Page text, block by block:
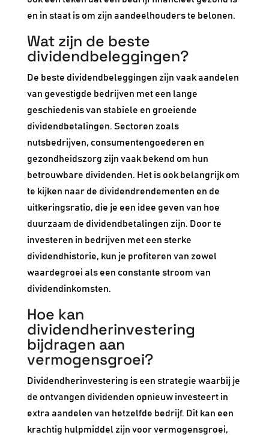
en in staat is om zijn aandeelhouders te belonen.
Wat zijn de beste
dividendbeleggingen?
De beste dividendbeleggingen zijn vaak aandelen
van gevestigde bedrijven met een lange
geschiedenis van stabiele en groeiende
dividendbetalingen. Sectoren zoals
nutsbedrijven, consumentengoederen en
gezondheidszorg zijn vaak bekend om hun
betrouwbare dividenden. Het is ook belangrijk om
te kijken naar de dividendrendementen en de
uitkeringsratio, die je een idee geven van hoe
duurzaam de dividendbetalingen zijn. Door te
investeren in bedrijven met een sterke
dividendhistorie, kun je profiteren van zowel
waardegroei als een constante stroom van
dividendinkomsten.
Hoe kan
dividendherinvestering
bijdragen aan
vermogensgroei?
Dividendherinvestering is een strategie waarbij je
de ontvangen dividenden opnieuw investeert in
extra aandelen van hetzelfde bedrijf. Dit kan een
krachtig hulpmiddel zijn voor vermogensgroei,